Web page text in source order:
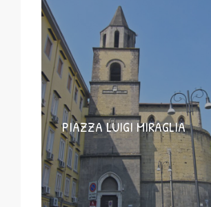
PIAZZA LUIGI MIRAGLIA